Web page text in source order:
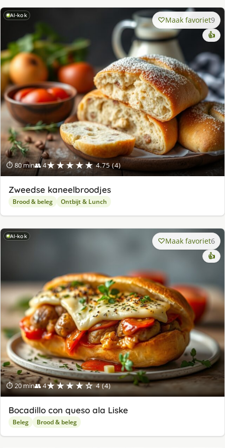
AI-kok
⏱ 80 min👥 4★★★★★ 4.75 (4)
Maak favoriet9
👍
Zweedse kaneelbroodjes
Brood & beleg Ontbijt & Lunch
AI-kok
⏱ 20 min👥 4★★★★☆ 4 (4)
Maak favoriet6
👍
Bocadillo con queso ala Liske
Beleg Brood & beleg